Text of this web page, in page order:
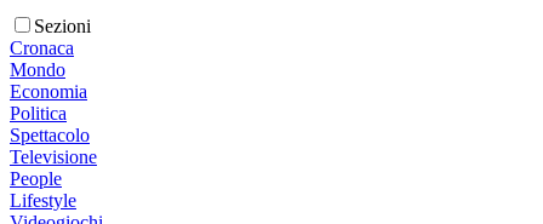
Sezioni
Cronaca
Mondo
Economia
Politica
Spettacolo
Televisione
People
Lifestyle